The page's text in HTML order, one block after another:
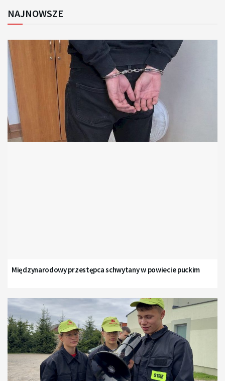
NAJNOWSZE
Międzynarodowy przestępca schwytany w powiecie puckim